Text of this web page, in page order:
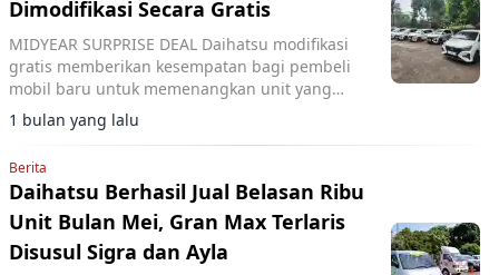
Dimodifikasi Secara Gratis
MIDYEAR SURPRISE DEAL Daihatsu modifikasi
gratis memberikan kesempatan bagi pembeli
mobil baru untuk memenangkan unit yang
dimodifikasi secara spesial. Program berlaku 1
Mei hingga 31 Juli 2026.
1 bulan yang lalu
Berita
Daihatsu Berhasil Jual Belasan Ribu
Unit Bulan Mei, Gran Max Terlaris
Disusul Sigra dan Ayla